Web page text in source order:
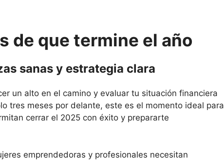
de que termine el año
sanas y estrategia clara
un alto en el camino y evaluar tu situación financiera
tres meses por delante, este es el momento ideal para
cerrar el 2025 con éxito y prepararte
emprendedoras y profesionales necesitan